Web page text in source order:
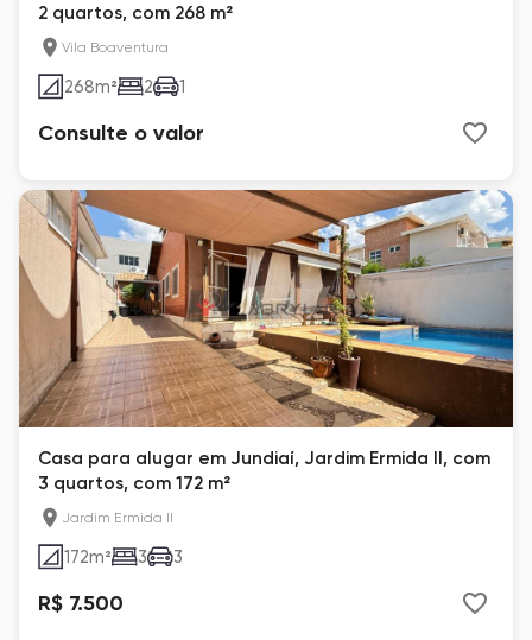
2 quartos, com 268 m²
Vila Boaventura
268m² 2 1
Consulte o valor
Casa para alugar em Jundiaí, Jardim Ermida II, com
3 quartos, com 172 m²
Jardim Ermida II
172m² 3 3
R$ 7.500